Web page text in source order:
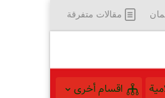
مقالات متفرقة
اقسام أخرى